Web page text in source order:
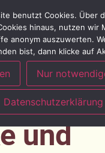
und
benutzt Cookies. Über
hinaus, nutzen wir
anonym auszuwerten.
bist, dann klicke auf
Nur
Datenschutzerklärung